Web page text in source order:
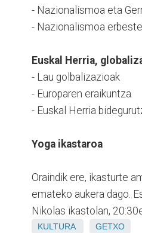
- Nazionalismoa eta
- Nazionalismoa
Euskal Herria,
- Lau golbalizazioak
- Europaren eraikuntza
- Euskal Herria
Yoga ikastaroa
Oraindik ere, ikasturte
emateko aukera dago.
Nikolas ikastolan,
KULTURA GETXO